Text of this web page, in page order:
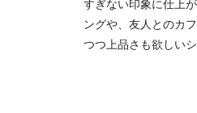
すぎない印象に仕上
ングや、友人とのカ
つつ上品さも欲しい